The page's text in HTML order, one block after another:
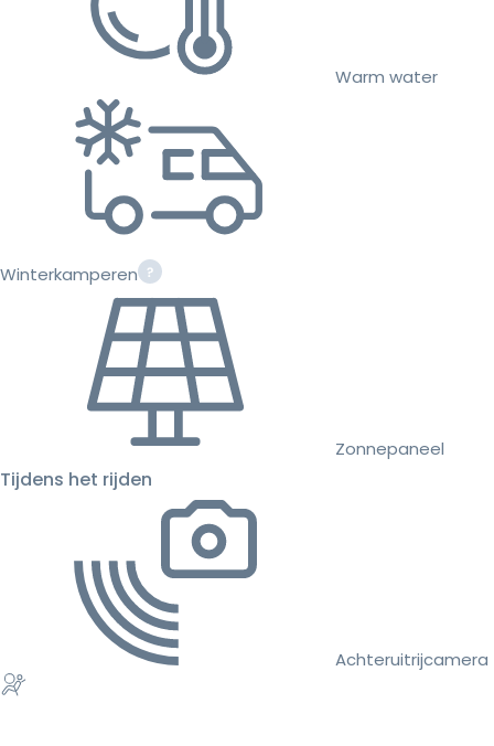
Warm water
Winterkamperen
Zonnepaneel
Tijdens het rijden
Achteruitrijcamera